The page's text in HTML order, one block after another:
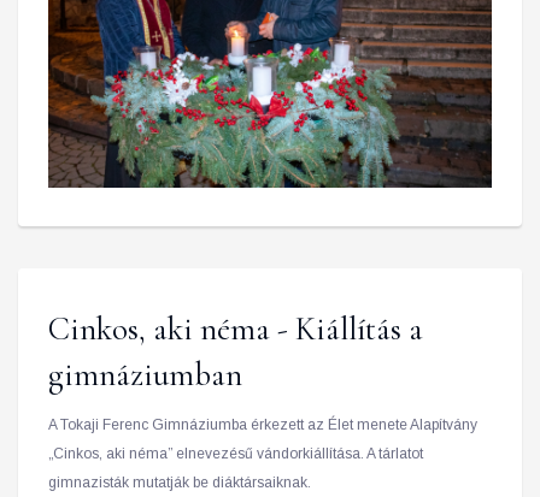
Cinkos, aki néma - Kiállítás a
gimnáziumban
A Tokaji Ferenc Gimnáziumba érkezett az Élet menete Alapítvány
„Cinkos, aki néma” elnevezésű vándorkiállítása. A tárlatot
gimnazisták mutatják be diáktársaiknak.